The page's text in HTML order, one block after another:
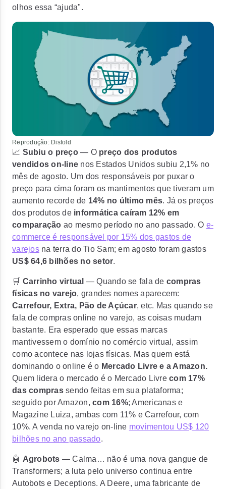
olhos essa “ajuda".
Reprodução: Disfold
📈 Subiu o preço— Opreço dos produtos
vendidos on-line nos Estados Unidos subiu 2,1% no
mês de agosto. Um dos responsáveis por puxar o
preço para cima foram os mantimentos que tiveram um
aumento recorde de 14% no último mês. Já os preços
dos produtos de informática caíram 12% em
comparação ao mesmo período no ano passado. O e-
commerce é responsável por 15% dos gastos de
varejosna terra do Tio Sam; em agosto foram gastos
US$ 64,6 bilhões no setor.
🛒 Carrinho virtual — Quando se fala de compras
físicas no varejo, grandes nomes aparecem:
Carrefour, Extra, Pão de Açúcar, etc. Mas quando se
fala de compras online no varejo, as coisas mudam
bastante. Era esperado que essas marcas
mantivessem o domínio no comércio virtual, assim
como acontece nas lojas físicas. Mas quem está
dominando o online é o Mercado Livre e a Amazon.
Quem lidera o mercado é o Mercado Livre com 17%
das comprassendo feitas em sua plataforma;
seguido por Amazon, com 16%; Americanas e
Magazine Luiza, ambas com 11% e Carrefour, com
10%. A venda no varejo on-line movimentou US$ 120
bilhões no ano passado.
🤖 Agrobots — Calma… não é uma nova gangue de
Transformers; a luta pelo universo continua entre
Autobots e Deceptions. A Deere, uma fabricante de